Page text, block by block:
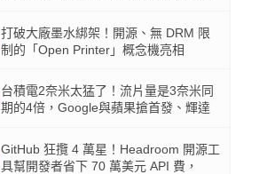
打破大廠墨水綁架！開源、無 DRM 限
制的「Open Printer」概念機亮相
台積電2奈米太猛了！流片量是3奈米同
期的4倍，Google與蘋果搶首發、輝達
GitHub 狂攬 4 萬星！Headroom 開源工
具幫開發者省下 70 萬美元 API 費，